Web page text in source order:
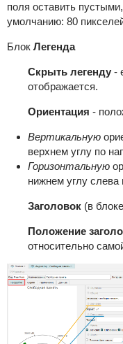
поля оставить
умолчанию: 80
Блок Легенда
Скрыть легенду -
отображается.
Ориентация -
Вертикальную
верхнем углу по
Горизонтальную
нижнем углу слева
Заголовок (в блоке
Положение
относительно